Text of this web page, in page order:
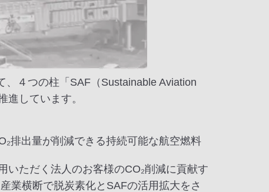
４つの柱「SAF（Sustainable Aviation
しています。
排出量が削減できる持続可能な航空燃料
いただく法人のお客様のCO₂削減に貢献す
業横断で脱炭素化とSAFの活用拡大をさ